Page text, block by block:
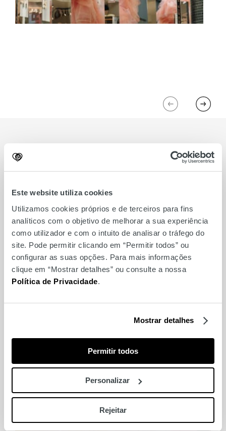
Este website utiliza cookies
Utilizamos cookies próprios e de terceiros para fins
analíticos com o objetivo de melhorar a sua experiência
como utilizador e com o intuito de analisar o tráfego do
site. Pode permitir clicando em “Permitir todos” ou
configurar as suas opções. Para mais informações
clique em “Mostrar detalhes” ou consulte a nossa
Política de Privacidade.
Mostrar detalhes
Permitir todos
Personalizar
Rejeitar
Previous Next
Relacionados
Tendências de verão